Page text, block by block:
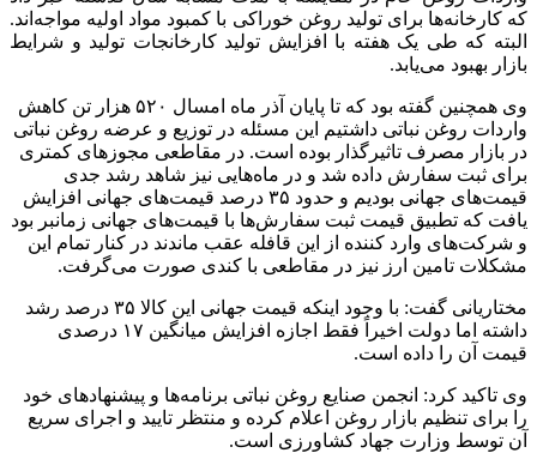
که کارخانه‌ها برای تولید روغن خوراکی با کمبود مواد اولیه مواجه‌اند.
البته که طی یک هفته با افزایش تولید کارخانجات تولید و شرایط
بازار بهبود می‌یابد.
وی همچنین گفته بود که تا پایان آذر ماه امسال ۵۲۰ هزار تن کاهش
واردات روغن نباتی داشتیم این مسئله در توزیع و عرضه روغن نباتی
در بازار مصرف تاثیرگذار بوده است. در مقاطعی مجوزهای کمتری
برای ثبت سفارش داده شد و در ماه‌هایی نیز شاهد رشد جدی
قیمت‌های جهانی بودیم و حدود ۳۵ درصد قیمت‌های جهانی افزایش
یافت که تطبیق قیمت ثبت سفارش‌ها با قیمت‌های جهانی زمانبر بود
و شرکت‌های وارد کننده از این قافله عقب ماندند در کنار تمام این
مشکلات تامین ارز نیز در مقاطعی با کندی صورت می‌گرفت.
مختاریانی گفت: با وجود اینکه قیمت جهانی این کالا ۳۵ درصد رشد
داشته اما دولت اخیراً فقط اجازه افزایش میانگین ۱۷ درصدی
قیمت آن را داده است.
وی تاکید کرد: انجمن صنایع روغن نباتی برنامه‌ها و پیشنهادهای خود
را برای تنظیم بازار روغن اعلام کرده و منتظر تایید و اجرای سریع
آن توسط وزارت جهاد کشاورزی است.